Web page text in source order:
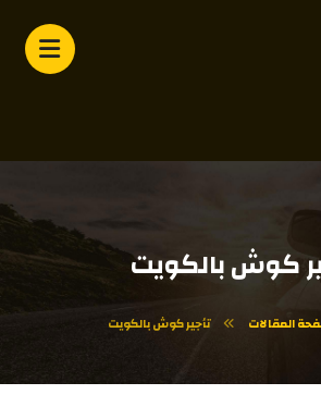
كوش بالكويت
المقالات تأجير كوش بالكويت